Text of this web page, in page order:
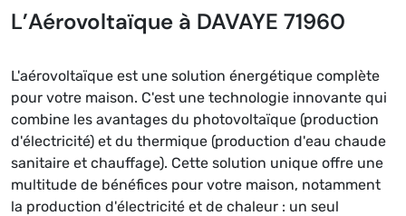
L’Aérovoltaïque à DAVAYE 71960
L'aérovoltaïque est une solution énergétique complète
pour votre maison. C'est une technologie innovante qui
combine les avantages du photovoltaïque (production
d'électricité) et du thermique (production d'eau chaude
sanitaire et chauffage). Cette solution unique offre une
multitude de bénéfices pour votre maison, notamment
la production d'électricité et de chaleur : un seul